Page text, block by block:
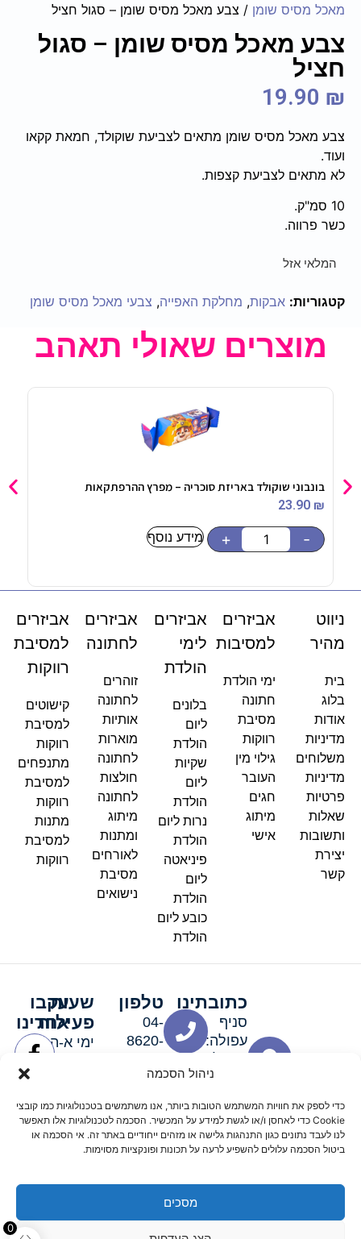
ניהול הסכמה
כדי לספק את חוויות המשתמש הטובות ביותר, אנו משתמשים בטכנולוגיות כמו קובצי
Cookie כדי לאחסן ו/או לגשת למידע על המכשיר. הסכמה לטכנולוגיות אלו תאפשר
לנו לעבד נתונים כגון התנהגות גלישה או מזהים ייחודיים באתר זה. אי הסכמה או
ביטול הסכמה עלולים להשפיע לרעה על תכונות ופונקציות מסוימות.
מסכים
0
מאכל מסיס שומן / צבע מאכל מסיס שומן – סגול חציל
צבע מאכל מסיס שומן – סגול
חציל
19.90 ₪
צבע מאכל מסיס שומן מתאים לצביעת שוקולד, חמאת קקאו
ועוד.
לא מתאים לצביעת קצפות.
10 סמ"ק.
כשר פרווה.
המלאי אזל
קטגוריות: אבקות, מחלקת האפייה, צבעי מאכל מסיס שומן
מוצרים שאולי תאהב
בונבוני שוקולד באריזת סוכריה – מפרץ ההרפתקאות
23.90 ₪
-
+ מידע נוסף
כדור גומי
ניווט
מהיר
בית
בלוג
אודות
מדיניות
משלוחים
מדיניות
פרטיות
שאלות
ותשובות
יצירת
קשר
אביזרים
למסיבות
ימי הולדת
חתונה
מסיבת
רווקות
גילוי מין
העובר
חגים
מיתוג
אישי
אביזרים
לימי
הולדת
בלונים
ליום
הולדת
שקיות
ליום
הולדת
נרות ליום
הולדת
פיניאטה
ליום
הולדת
כובע ליום
הולדת
אביזרים
לחתונה
זוהרים
לחתונה
אותיות
מוארות
לחתונה
חולצות
לחתונה
מיתוג
ומתנות
לאורחים
מסיבת
נישואים
אביזרים
למסיבת
רווקות
קישוטים
למסיבת
רווקות
מתנפחים
למסיבת
רווקות
מתנות
למסיבת
רווקות
כתובתינו
סניף
עפולה:
סניף מגדל
האלה 19
טלפון
04-
8620-
שעות
פעילות
ימי א-ה:
ימי שישי
וערבי חג:
8:30-
15:00
עקבו
אחרינו